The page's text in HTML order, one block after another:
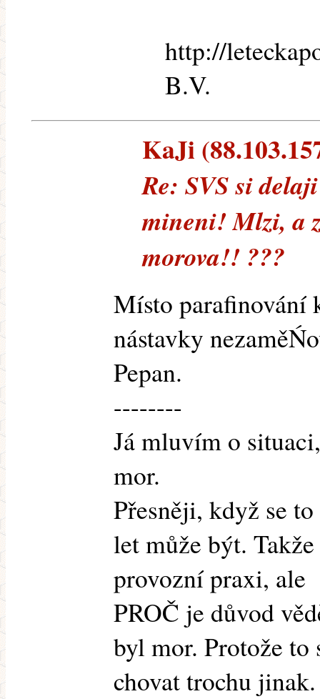
http://
B.V.
KaJi
Re: SVS si
mineni! Mlzi, a
morova!! ???
Místo parafinování
nástavky
Pepan.
--------
Já mluvím o
mor.
Přesněji, když se
let může být.
provozní praxi, ale
PROČ je důvod
byl mor. Protože to
chovat trochu jinak.